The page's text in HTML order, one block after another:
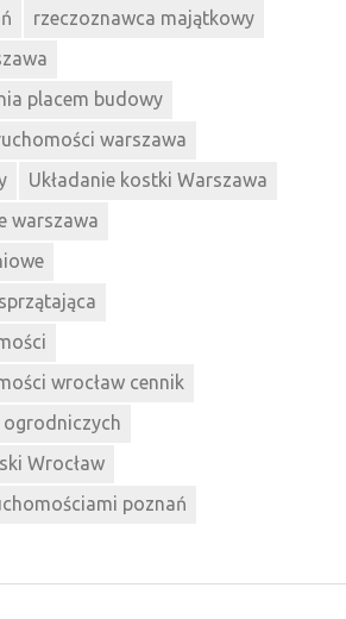
rzeczoznawca majątkowy
placem budowy
warszawa
Układanie kostki Warszawa
warszawa
wrocław cennik
Wrocław
poznań